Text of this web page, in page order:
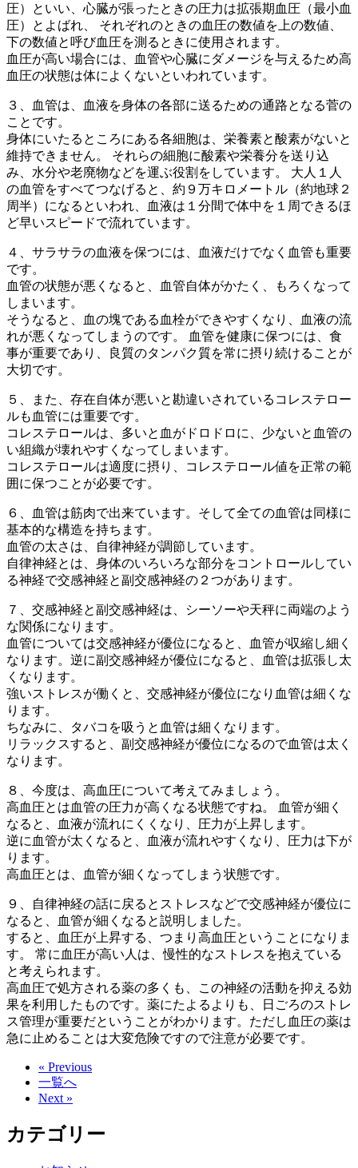
圧）といい、心臓が張ったときの圧力は拡張期血圧（最小血
圧）とよばれ、 それぞれのときの血圧の数値を上の数値、
下の数値と呼び血圧を測るときに使用されます。
血圧が高い場合には、血管や心臓にダメージを与えるため高
血圧の状態は体によくないといわれています。
３、血管は、血液を身体の各部に送るための通路となる菅の
ことです。
身体にいたるところにある各細胞は、栄養素と酸素がないと
維持できません。 それらの細胞に酸素や栄養分を送り込
み、水分や老廃物などを運ぶ役割をしています。 大人１人
の血管をすべてつなげると、約９万キロメートル（約地球２
周半）になるといわれ、血液は１分間で体中を１周できるほ
ど早いスピードで流れています。
４、サラサラの血液を保つには、血液だけでなく血管も重要
です。
血管の状態が悪くなると、血管自体がかたく、もろくなって
しまいます。
そうなると、血の塊である血栓ができやすくなり、血液の流
れが悪くなってしまうのです。 血管を健康に保つには、食
事が重要であり、良質のタンパク質を常に摂り続けることが
大切です。
５、また、存在自体が悪いと勘違いされているコレステロー
ルも血管には重要です。
コレステロールは、多いと血がドロドロに、少ないと血管の
い組織が壊れやすくなってしまいます。
コレステロールは適度に摂り、コレステロール値を正常の範
囲に保つことが必要です。
６、血管は筋肉で出来ています。そして全ての血管は同様に
基本的な構造を持ちます。
血管の太さは、自律神経が調節しています。
自律神経とは、身体のいろいろな部分をコントロールしてい
る神経で交感神経と副交感神経の２つがあります。
７、交感神経と副交感神経は、シーソーや天秤に両端のよう
な関係になります。
血管については交感神経が優位になると、血管が収縮し細く
なります。逆に副交感神経が優位になると、血管は拡張し太
くなります。
強いストレスが働くと、交感神経が優位になり血管は細くな
ります。
ちなみに、タバコを吸うと血管は細くなります。
リラックスすると、副交感神経が優位になるので血管は太く
なります。
８、今度は、高血圧について考えてみましょう。
高血圧とは血管の圧力が高くなる状態ですね。 血管が細く
なると、血液が流れにくくなり、圧力が上昇します。
逆に血管が太くなると、血液が流れやすくなり、圧力は下が
ります。
高血圧とは、血管が細くなってしまう状態です。
９、自律神経の話に戻るとストレスなどで交感神経が優位に
なると、血管が細くなると説明しました。
すると、血圧が上昇する、つまり高血圧ということになりま
す。 常に血圧が高い人は、慢性的なストレスを抱えている
と考えられます。
高血圧で処方される薬の多くも、この神経の活動を抑える効
果を利用したものです。薬にたよるよりも、日ごろのストレ
ス管理が重要だということがわかります。ただし血圧の薬は
急に止めることは大変危険ですので注意が必要です。
« Previous
一覧へ
Next »
カテゴリー